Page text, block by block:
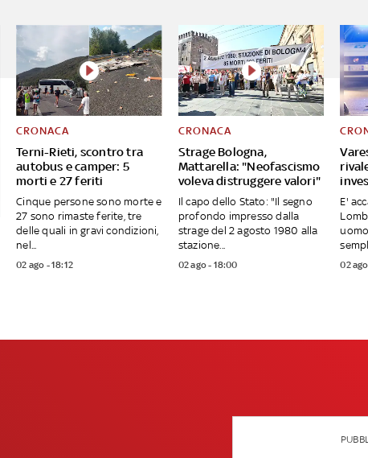
Terni-Rieti, scontro tra
autobus e camper: 5
morti e 27 feriti
CRONACA
Cinque persone sono morte e
27 sono rimaste ferite, tre
delle quali in gravi condizioni,
nel...
02 ago - 18:12
Strage Bologna,
Mattarella: "Neofascismo
voleva distruggere valori"
CRONACA
Il capo dello Stato: "Il segno
profondo impresso dalla
strage del 2 agosto 1980 alla
stazione...
02 ago - 18:00
E'
02